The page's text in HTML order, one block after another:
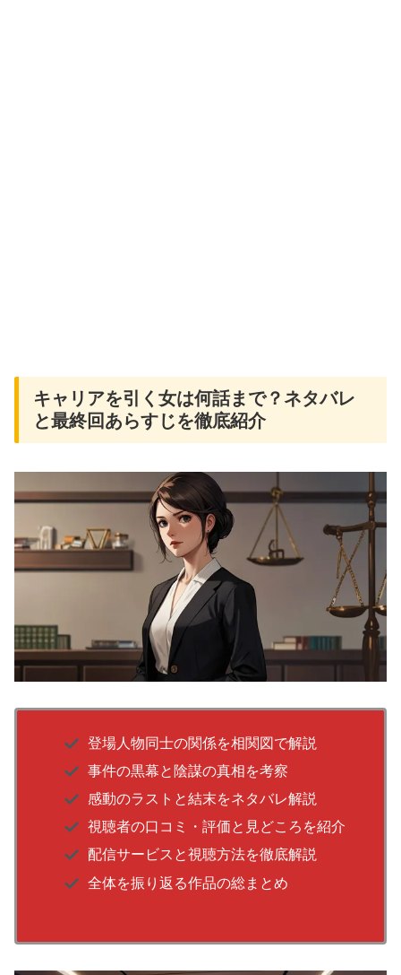
キャリアを引く女は何話まで？ネタバレ
と最終回あらすじを徹底紹介
登場人物同士の関係を相関図で解説
事件の黒幕と陰謀の真相を考察
感動のラストと結末をネタバレ解説
視聴者の口コミ・評価と見どころを紹介
配信サービスと視聴方法を徹底解説
全体を振り返る作品の総まとめ